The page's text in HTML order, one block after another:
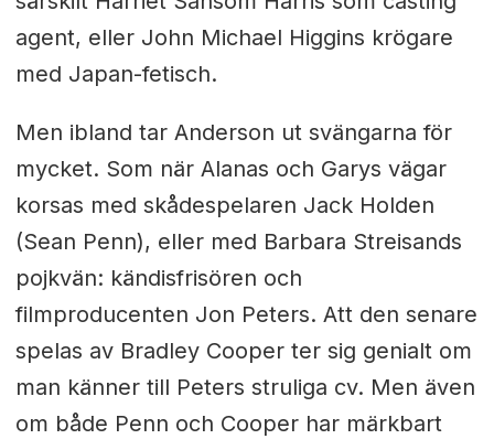
agent, eller John Michael Higgins krögare
med Japan-fetisch.
Men ibland tar Anderson ut svängarna för
mycket. Som när Alanas och Garys vägar
korsas med skådespelaren Jack Holden
(Sean Penn), eller med Barbara Streisands
pojkvän: kändisfrisören och
filmproducenten Jon Peters. Att den senare
spelas av Bradley Cooper ter sig genialt om
man känner till Peters struliga cv. Men även
om både Penn och Cooper har märkbart